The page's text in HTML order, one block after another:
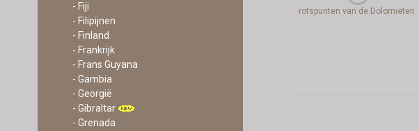
- Fiji
- Filipijnen
- Finland
- Frankrijk
- Frans Guyana
- Gambia
- Georgië
- Gibraltar
- Grenada
rotspunten van de Dolomieten